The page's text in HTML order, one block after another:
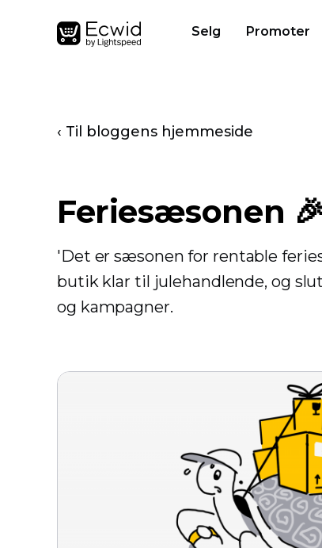
Selg Promoter
‹ Til bloggens hjemmeside
Feriesæsonen 🎉
'Det er sæsonen for rentable
butik klar til julehandlende, og
og kampagner.